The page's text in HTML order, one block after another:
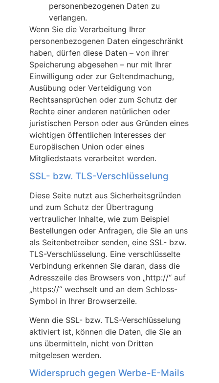
personenbezogenen Daten zu
verlangen.
Wenn Sie die Verarbeitung Ihrer
personenbezogenen Daten eingeschränkt
haben, dürfen diese Daten – von ihrer
Speicherung abgesehen – nur mit Ihrer
Einwilligung oder zur Geltendmachung,
Ausübung oder Verteidigung von
Rechtsansprüchen oder zum Schutz der
Rechte einer anderen natürlichen oder
juristischen Person oder aus Gründen eines
wichtigen öffentlichen Interesses der
Europäischen Union oder eines
Mitgliedstaats verarbeitet werden.
SSL- bzw. TLS-Verschlüsselung
Diese Seite nutzt aus Sicherheitsgründen
und zum Schutz der Übertragung
vertraulicher Inhalte, wie zum Beispiel
Bestellungen oder Anfragen, die Sie an uns
als Seitenbetreiber senden, eine SSL- bzw.
TLS-Verschlüsselung. Eine verschlüsselte
Verbindung erkennen Sie daran, dass die
Adresszeile des Browsers von „http://“ auf
„https://“ wechselt und an dem Schloss-
Symbol in Ihrer Browserzeile.
Wenn die SSL- bzw. TLS-Verschlüsselung
aktiviert ist, können die Daten, die Sie an
uns übermitteln, nicht von Dritten
mitgelesen werden.
Widerspruch gegen Werbe-E-Mails